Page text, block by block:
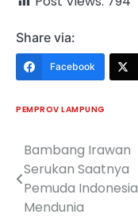
Share via:
Facebook
PEMPROV LAMPUNG
Navigasi
pos
Bambang Irawan
Serukan Saatnya
Pemuda Indonesia
Mendunia